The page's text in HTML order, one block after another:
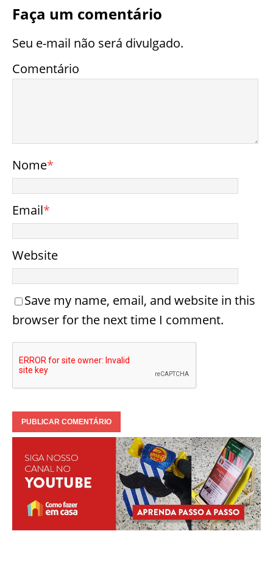
Faça um comentário
Seu e-mail não será divulgado.
Comentário
Nome*
Email*
Website
Save my name, email, and website in this
browser for the next time I comment.